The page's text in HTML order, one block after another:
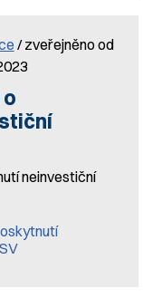
/ zveřejněno od
neinvestiční